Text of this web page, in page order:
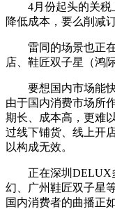
4月份起头的关税
降低成本，要么削减
雷同的场景也正在
店、鞋匠双子星（鸿
要想国内市场能快
由于国内消费市场所
期长、成本高，更难
过线下铺货、线上开
以构成无效。
正在深圳DELUX多
幻、广州鞋匠双子星
国内消费者的曲播正